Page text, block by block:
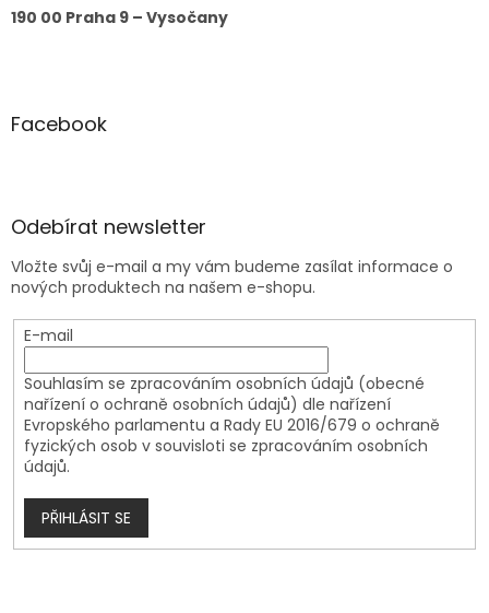
190 00 Praha 9 – Vysočany
Facebook
Odebírat newsletter
Vložte svůj e-mail a my vám budeme zasílat informace o
nových produktech na našem e-shopu.
E-mail
Souhlasím se zpracováním osobních údajů (obecné
nařízení o ochraně osobních údajů) dle nařízení
Evropského parlamentu a Rady EU 2016/679 o ochraně
fyzických osob v souvisloti se zpracováním osobních
údajů.
PŘIHLÁSIT SE